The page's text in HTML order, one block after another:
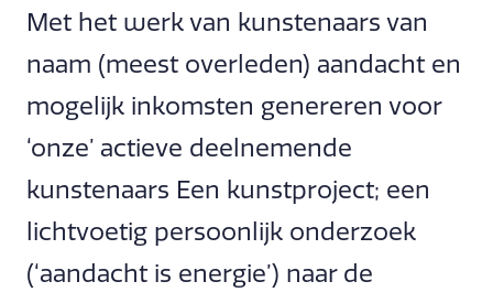
Met het werk van kunstenaars van
naam (meest overleden) aandacht en
mogelijk inkomsten genereren voor
‘onze’ actieve deelnemende
kunstenaars Een kunstproject; een
lichtvoetig persoonlijk onderzoek
(‘aandacht is energie’) naar de